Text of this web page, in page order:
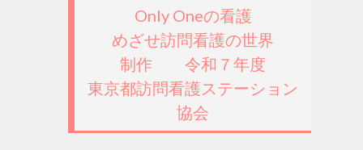
Only Oneの看護
めざせ訪問看護の世界
制作 令和７年度
東京都訪問看護ステーション
協会